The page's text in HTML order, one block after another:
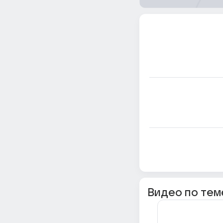
Видео по